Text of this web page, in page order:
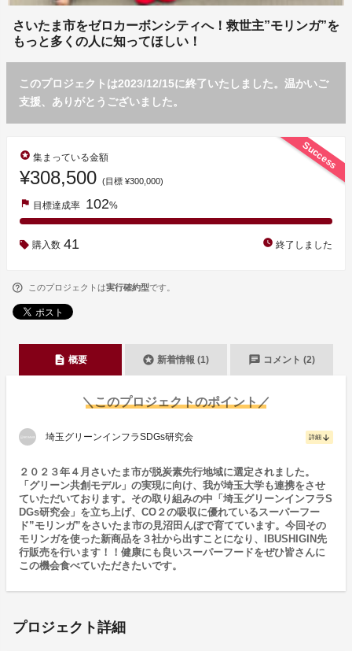
さいたま市をゼロカーボンシティへ！救世主”モリンガ”を
もっと多くの人に知ってほしい！
このプロジェクトは2023/12/15に終了いたしました。温かいご
支援、ありがとうございました。
Success
stars 集まっている金額
¥308,500 (目標 ¥300,000)
flag 目標達成率 102%
購入数 41 watch_later 終了しました
このプロジェクトは実行確約型です。
description 概要 stars 新着情報 (1) chat コメント (2)
＼このプロジェクトのポイント／
埼玉グリーンインフラSDGs研究会 詳細 arrow_downward
２０２３年４月さいたま市が脱炭素先行地域に選定されました。
「グリーン共創モデル」の実現に向け、我が埼玉大学も連携をさせ
ていただいております。その取り組みの中「埼玉グリーンインフラS
DGs研究会」を立ち上げ、CO２の吸収に優れているスーパーフー
ド”モリンガ”をさいたま市の見沼田んぼで育てています。今回その
モリンガを使った新商品を３社から出すことになり、IBUSHIGIN先
行販売を行います！！健康にも良いスーパーフードをぜひ皆さんに
この機会食べていただきたいです。
プロジェクト詳細